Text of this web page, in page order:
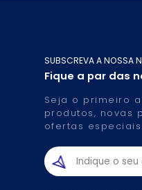
SUBSCREVA A NOSSA
Fique a par das
Seja o primeiro
produtos, novas
ofertas especiais.